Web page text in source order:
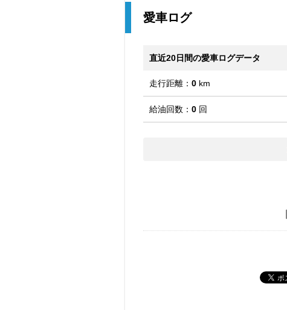
愛車ログ
直近20日間の愛車ログデータ
走行距離： 0 km
給油回数： 0 回